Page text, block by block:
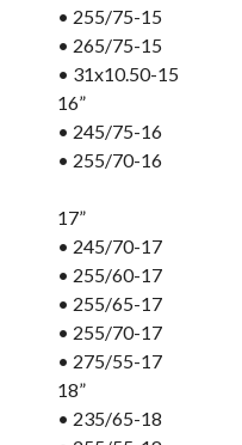
• 255/75-15
• 265/75-15
• 31x10.50-15
16”
• 245/75-16
• 255/70-16
17”
• 245/70-17
• 255/60-17
• 255/65-17
• 255/70-17
• 275/55-17
18”
• 235/65-18